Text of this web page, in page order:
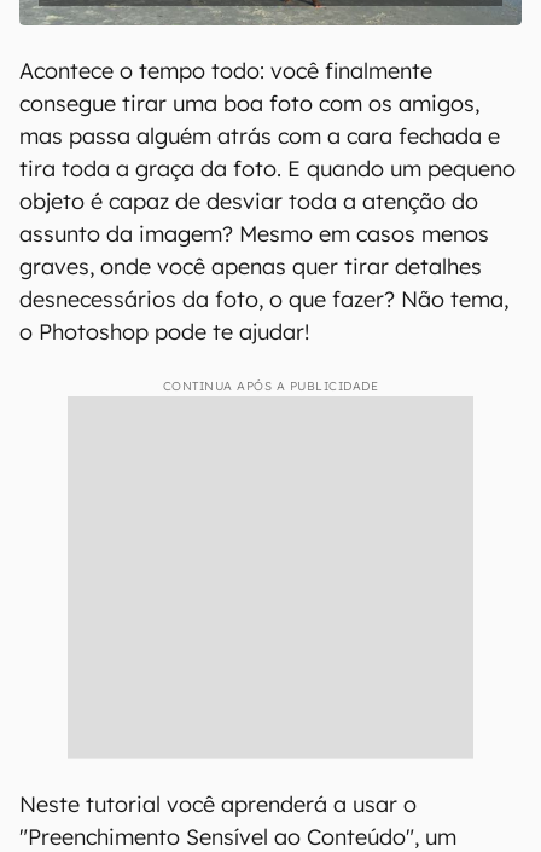
Acontece o tempo todo: você finalmente
consegue tirar uma boa foto com os amigos,
mas passa alguém atrás com a cara fechada e
tira toda a graça da foto. E quando um pequeno
objeto é capaz de desviar toda a atenção do
assunto da imagem? Mesmo em casos menos
graves, onde você apenas quer tirar detalhes
desnecessários da foto, o que fazer? Não tema,
o Photoshop pode te ajudar!
CONTINUA APÓS A PUBLICIDADE
Neste tutorial você aprenderá a usar o
"Preenchimento Sensível ao Conteúdo", um